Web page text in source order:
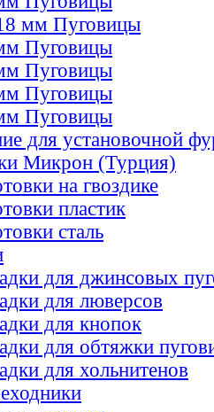
мм Пуговицы
Пуговицы
Пуговицы
Пуговицы
Пуговицы
для установочной
Микрон (Турция)
на гвоздике
пластик
сталь
для джинсовых
для люверсов
для кнопок
для обтяжки
для хольнитенов